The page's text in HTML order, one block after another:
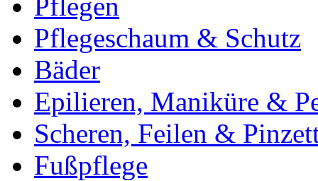
Pflegeschaum & Schutz
Bäder
Epilieren, Maniküre &
Scheren, Feilen &
Fußpflege